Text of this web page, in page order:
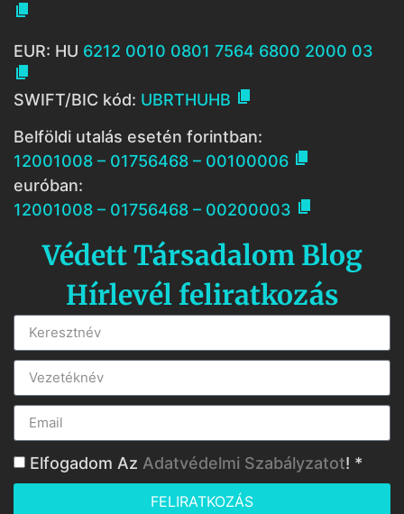

EUR: HU 6212 0010 0801 7564 6800 2000 03

SWIFT/BIC kód: UBRTHUHB 
Belföldi utalás esetén forintban:
12001008 – 01756468 – 00100006 
euróban:
12001008 – 01756468 – 00200003 
Védett Társadalom Blog
Hírlevél feliratkozás
Elfogadom Az Adatvédelmi Szabályzatot! *
FELIRATKOZÁS